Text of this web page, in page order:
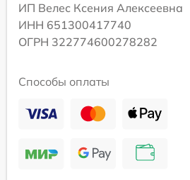
ИП Велес Ксения Алексеевна
ИНН 651300417740
ОГРН 322774600278282
Способы оплаты